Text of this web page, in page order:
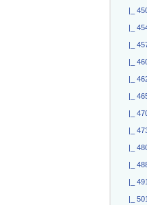
|_
|_
|_
|_
|_
|_
|_
|_
|_
|_
|_
|_